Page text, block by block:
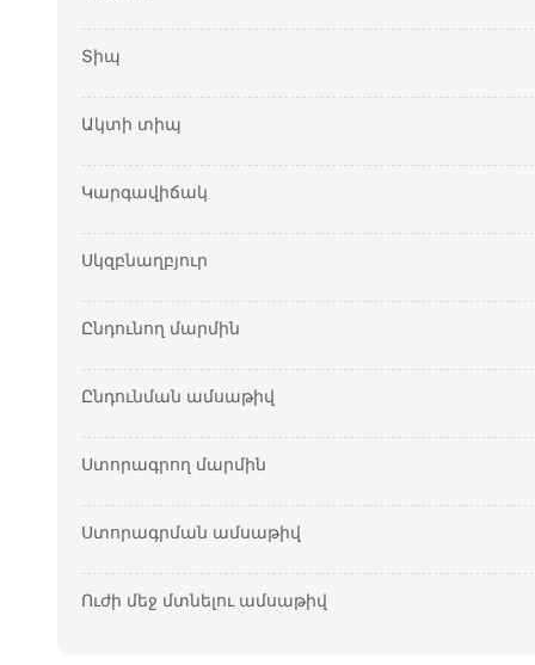
Տիպ
Ակտի տիպ
Կարգավիճակ
Սկզբնաղբյուր
Ընդունող մարմին
Ընդունման ամսաթիվ
Ստորագրող մարմին
Ստորագրման ամսաթիվ
Ուժի մեջ մտնելու ամսաթիվ